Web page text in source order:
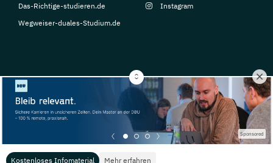
Kostenloses Infomaterial Mehr erfahren
Sponsored
Das-Richtige-studieren.de
Wegweiser-duales-Studium.de
Instagram
© Copyright 2026, TarGroup Media GmbH
Impressum
Über
Datenschutzerklärung Nutzungsbedingungen